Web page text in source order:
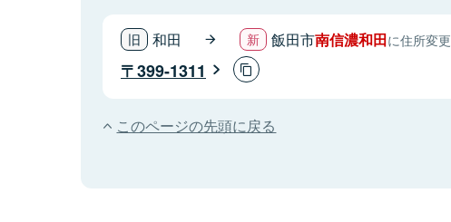
和田 飯田市南信濃和田に住所変更
399-1311
このページの先頭に戻る